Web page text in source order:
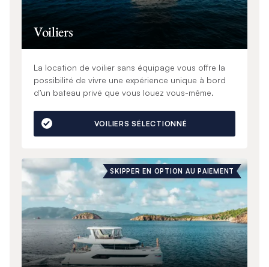
Voiliers
La location de voilier sans équipage vous offre la
possibilité de vivre une expérience unique à bord
d’un bateau privé que vous louez vous-même.
VOILIERS SÉLECTIONNÉ
SKIPPER EN OPTION AU PAIEMENT